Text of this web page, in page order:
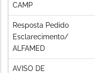
CAMP
Resposta Pedido
Esclarecimento/
ALFAMED
AVISO DE